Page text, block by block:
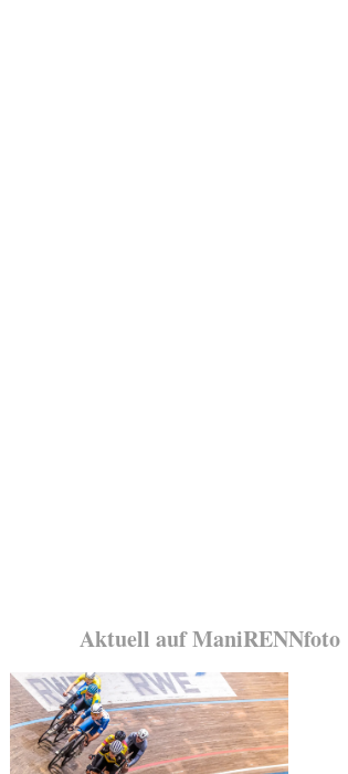
Aktuell auf ManiRENNfoto